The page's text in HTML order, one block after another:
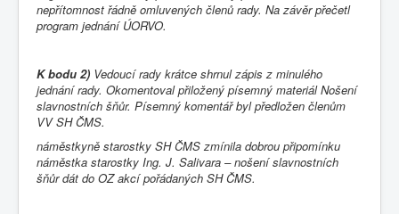
nepřítomnost řádně omluvených členů rady. Na závěr přečetl
program jednání ÚORVO.
K bodu 2) Vedoucí rady krátce shrnul zápis z minulého
jednání rady. Okomentoval přiložený písemný materiál Nošení
slavnostních šňůr. Písemný komentář byl předložen členům
VV SH ČMS.
náměstkyně starostky SH ČMS zmínila dobrou připomínku
náměstka starostky Ing. J. Salivara – nošení slavnostních
šňůr dát do OZ akcí pořádaných SH ČMS.